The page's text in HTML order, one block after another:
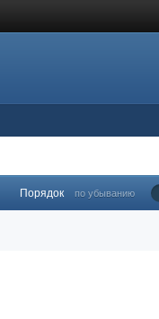
Порядок по убыванию